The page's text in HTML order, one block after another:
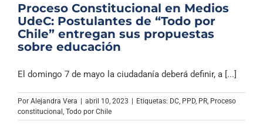
Columnas
Música Clásica
Proceso Constitucional en Medios
UdeC: Postulantes de “Todo por
Chile” entregan sus propuestas
sobre educación
El domingo 7 de mayo la ciudadanía deberá definir, a [...]
Por Alejandra Vera | abril 10, 2023 | Etiquetas: DC PPD, PR Proceso
constitucional Todo por Chile